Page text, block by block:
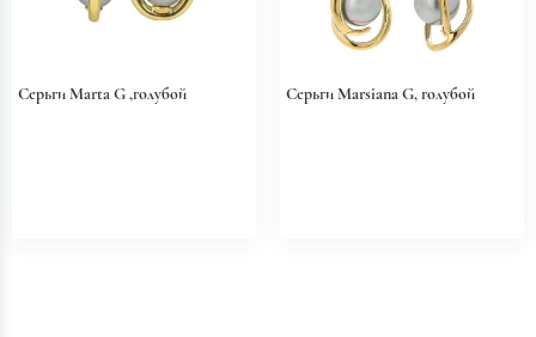
Серьги Marta G ,голубой Серьги Marsiana G, голубой